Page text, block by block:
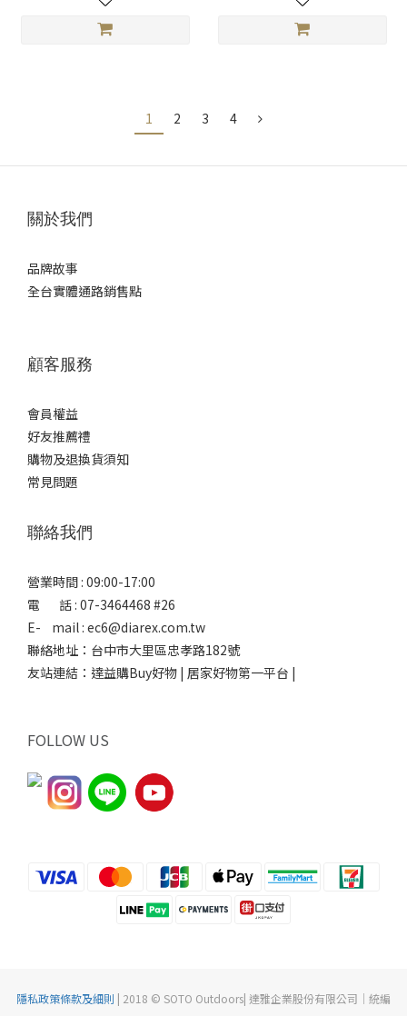
1 2 3 4
關於我們
品牌故事
全台實體通路銷售點
顧客服務
會員權益
好友推薦禮
購物及退換貨須知
常見問題
聯絡我們
營業時間 : 09:00-17:00
電 話 : 07-3464468 #26
E- mail : ec6@diarex.com.tw
聯絡地址：台中市大里區忠孝路182號
友站連結： 達益購Buy好物 | 居家好物第一平台 |
FOLLOW US
隱私政策條款及細則 | 2018 © SOTO Outdoors| 達雅企業股份有限公司｜統編